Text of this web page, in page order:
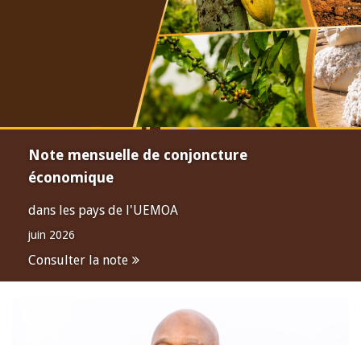
Note mensuelle de conjoncture
économique
dans les pays de l'UEMOA
juin 2026
Consulter la note